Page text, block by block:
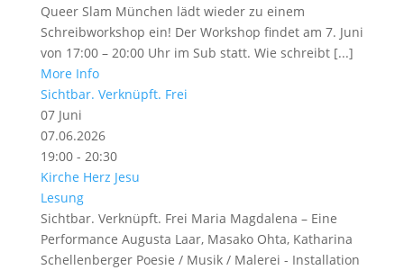
Queer Slam München lädt wieder zu einem
Schreibworkshop ein! Der Workshop findet am 7. Juni
von 17:00 – 20:00 Uhr im Sub statt. Wie schreibt [...]
More Info
Sichtbar. Verknüpft. Frei
07 Juni
07.06.2026
19:00 - 20:30
Kirche Herz Jesu
Lesung
Sichtbar. Verknüpft. Frei Maria Magdalena – Eine
Performance Augusta Laar, Masako Ohta, Katharina
Schellenberger Poesie / Musik / Malerei - Installation